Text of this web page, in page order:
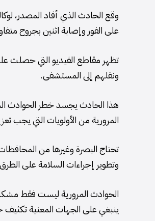
وقع الحادث الذي أفاد المصدر،
على الفور وإصابة اثنين بجروح
تظهر مقاطع الفيديو التي حصلت
ونقلهم إلى المستشفى.
هذا الحادث يجسد خطر الحوادث
المرورية من الأولويات التي يجب
تحتاج البصرة وغيرها من
وتطوير إجراءات السلامة على
الحوادث المرورية ليست فقط
ينبغي على الجهات المعنية تكثيف